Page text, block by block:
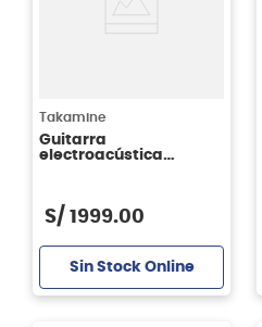
Takamine
Guitarra
electroacústica
S/ 1999.00
Sin Stock Online